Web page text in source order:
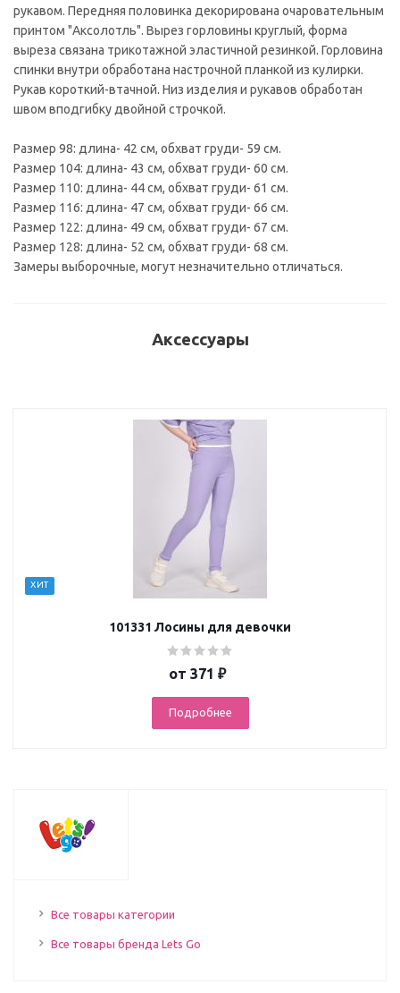
рукавом. Передняя половинка декорирована очаровательным
принтом "Аксолотль". Вырез горловины круглый, форма
выреза связана трикотажной эластичной резинкой. Горловина
спинки внутри обработана настрочной планкой из кулирки.
Рукав короткий-втачной. Низ изделия и рукавов обработан
швом вподгибку двойной строчкой.
Размер 98: длина- 42 см, обхват груди- 59 см.
Размер 104: длина- 43 см, обхват груди- 60 см.
Размер 110: длина- 44 см, обхват груди- 61 см.
Размер 116: длина- 47 см, обхват груди- 66 см.
Размер 122: длина- 49 см, обхват груди- 67 см.
Размер 128: длина- 52 см, обхват груди- 68 см.
Замеры выборочные, могут незначительно отличаться.
Аксессуары
ХИТ
101331 Лосины для девочки
от 371 ₽
Подробнее
Все товары категории
Все товары бренда Lets Go